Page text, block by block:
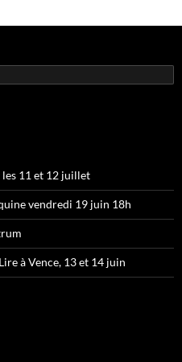
11 et 12 juillet
vendredi 19 juin 18h
à Vence, 13 et 14 juin